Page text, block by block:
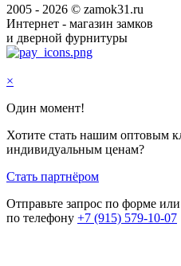
2005 - 2026 © zamok31.ru
Интернет - магазин замков
и дверной фурнитуры
×
Один момент!
Хотите стать нашим оптовым
индивидуальным ценам?
Стать партнёром
Отправьте запрос по форме
по телефону +7 (915) 579-10-07